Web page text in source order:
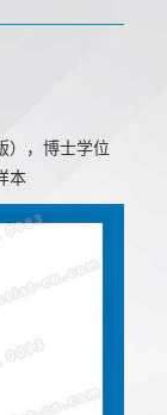
），博士学位
本